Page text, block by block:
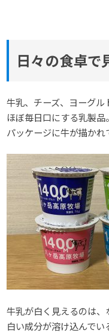
日々の食卓で
牛乳、チーズ、ヨーグル
ほぼ毎日口にする乳製品。
パッケージに牛が描か
牛乳が白く見えるのは、
白い成分が溶け込んでい